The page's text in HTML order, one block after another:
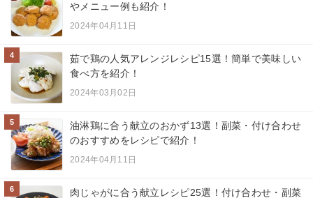
やメニュー例も紹介！
2024年04月11日
4
茹で鶏の人気アレンジレシピ15選！簡単で美味しい
食べ方を紹介！
2024年03月02日
5
油淋鶏に合う献立のおかず13選！副菜・付け合わせ
のおすすめをレシピで紹介！
2024年04月11日
6
肉じゃがに合う献立レシピ25選！付け合わせ・副菜